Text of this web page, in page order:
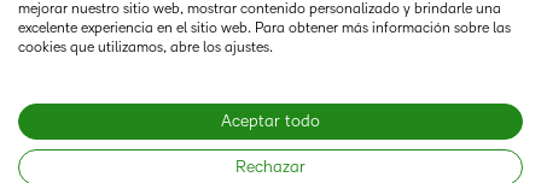
Status
Modern Slavery Statement
mejorar nuestro sitio web, mostrar contenido personalizado y brindarle una
excelente experiencia en el sitio web. Para obtener más información sobre las
cookies que utilizamos, abre los ajustes.
Aceptar todo
Rechazar